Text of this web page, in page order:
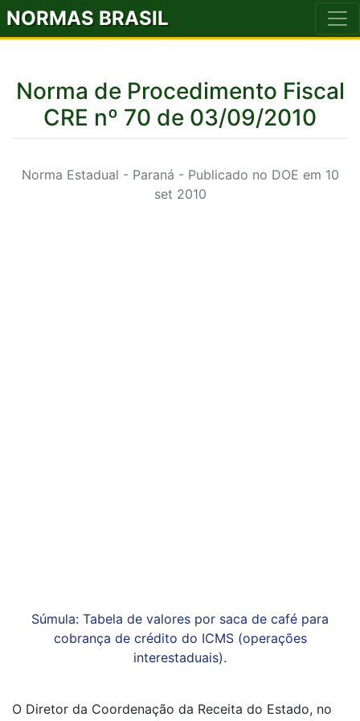
NORMAS BRASIL
Norma de Procedimento Fiscal
CRE nº 70 de 03/09/2010
Norma Estadual - Paraná - Publicado no DOE em 10
set 2010
Súmula: Tabela de valores por saca de café para
cobrança de crédito do ICMS (operações
interestaduais).
O Diretor da Coordenação da Receita do Estado, no